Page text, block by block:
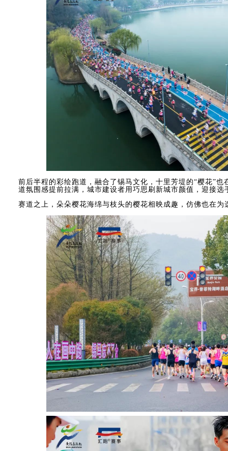
前后半程的彩绘跑道，融合了锡马文化，十里芳堤的“樱花”
道氛围感提前拉满，城市建设者用巧思刷新城市颜值，迎接选
赛道之上，朵朵樱花海绵与枝头的樱花相映成趣，仿佛也在为